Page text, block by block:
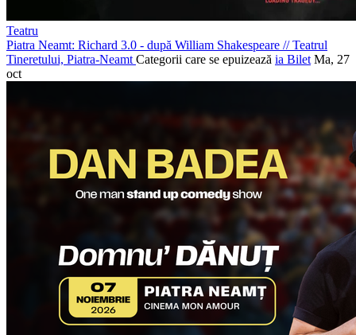
Teatru
Piatra Neamt: Richard 3.0 - după William Shakespeare //Teatrul
Tineretului, Piatra-Neamt Categorii care se epuizează ia Bilet Ma, 27
oct